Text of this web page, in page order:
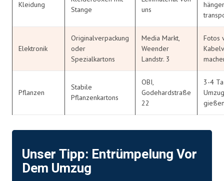
Kleidung
Stange
uns
Elektronik
Originalverpackung
oder
Spezialkartons
Media Markt,
Weender
Landstr. 3
Fotos
Pflanzen
Stabile
Pflanzenkartons
OBI,
Godehardstraße
22
3-4
Unser Tipp: Entrümpelung Vor
Dem Umzug